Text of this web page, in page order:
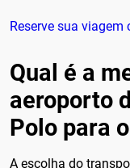
Reserve sua viagem
Qual é a
aeroporto
Polo para
A escolha do